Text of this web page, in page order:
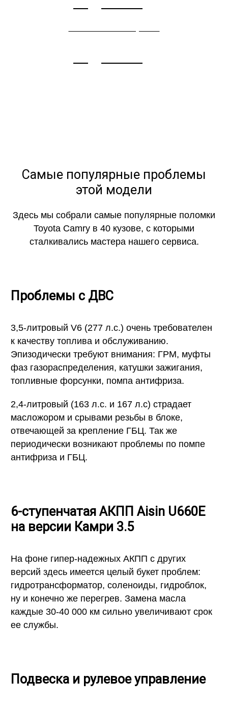
Самые популярные проблемы
этой модели
Здесь мы собрали самые популярные поломки
Toyota Camry в 40 кузове, с которыми
сталкивались мастера нашего сервиса.
Проблемы с ДВС
3,5-литровый V6 (277 л.с.) очень требователен
к качеству топлива и обслуживанию.
Эпизодически требуют внимания: ГРМ, муфты
фаз газораспределения, катушки зажигания,
топливные форсунки, помпа антифриза.
2,4-литровый (163 л.с. и 167 л.с) страдает
масложором и срывами резьбы в блоке,
отвечающей за крепление ГБЦ. Так же
периодически возникают проблемы по помпе
антифриза и ГБЦ.
6-ступенчатая АКПП Aisin U660E
на версии Камри 3.5
На фоне гипер-надежных АКПП с других
версий здесь имеется целый букет проблем:
гидротрансформатор, соленоиды, гидроблок,
ну и конечно же перегрев. Замена масла
каждые 30-40 000 км сильно увеличивают срок
ее службы.
Подвеска и рулевое управление